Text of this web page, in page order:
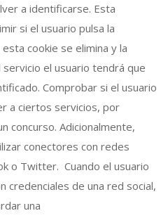
a identificarse. Esta
si el usuario pulsa la
cookie se elimina y la
el usuario tendrá que
Comprobar si el usuario
a ciertos servicios, por
concurso. Adicionalmente,
conectores con redes
o Twitter. Cuando el usuario
credenciales de una red social,
una